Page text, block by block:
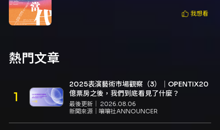
我想看
熱門文章
2025表演藝術市場觀察（3）｜OPENTIX20
億票房之後，我們到底看見了什麼？
最後更新｜ 2026.08.06
新聞來源｜ 嚷嚷社ANNOUNCER